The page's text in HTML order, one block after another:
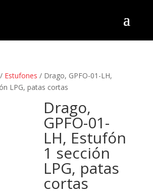
/ Estufones / Drago, GPFO-01-LH,
LPG, patas cortas
Drago,
GPFO-01-
LH, Estufón
1 sección
LPG, patas
cortas